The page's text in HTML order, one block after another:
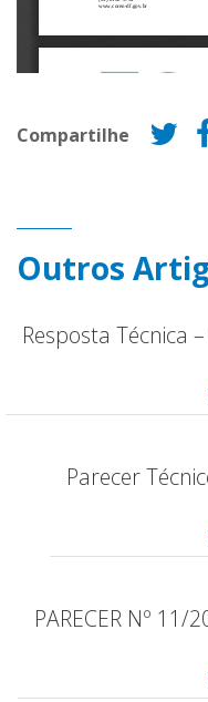
Compartilhe
Outros
Resposta Técnica
Parecer
PARECER Nº 11/